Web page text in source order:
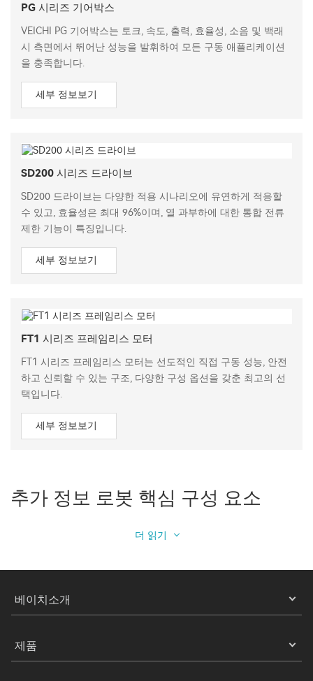
PG 시리즈 기어박스
VEICHI PG 기어박스는 토크, 속도, 출력, 효율성, 소음 및 백래
시 측면에서 뛰어난 성능을 발휘하여 모든 구동 애플리케이션
을 충족합니다.
세부 정보보기
SD200 시리즈 드라이브
SD200 드라이브는 다양한 적용 시나리오에 유연하게 적응할
수 있고, 효율성은 최대 96%이며, 열 과부하에 대한 통합 전류
제한 기능이 특징입니다.
세부 정보보기
FT1 시리즈 프레임리스 모터
FT1 시리즈 프레임리스 모터는 선도적인 직접 구동 성능, 안전
하고 신뢰할 수 있는 구조, 다양한 구성 옵션을 갖춘 최고의 선
택입니다.
세부 정보보기
추가 정보 로봇 핵심 구성 요소
더 읽기
베이치소개
제품